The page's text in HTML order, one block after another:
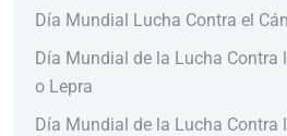
Día Mundial Lucha Contra el
Día Mundial de la Lucha Contra
o Lepra
Día Mundial de la Lucha Contra